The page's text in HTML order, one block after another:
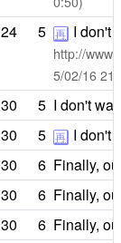
24 5 再 I don't
http://
5/02/16
30 5 I don't
30 5 再 I don't
30 6 Finally,
30 6 Finally,
30 6 Finally,